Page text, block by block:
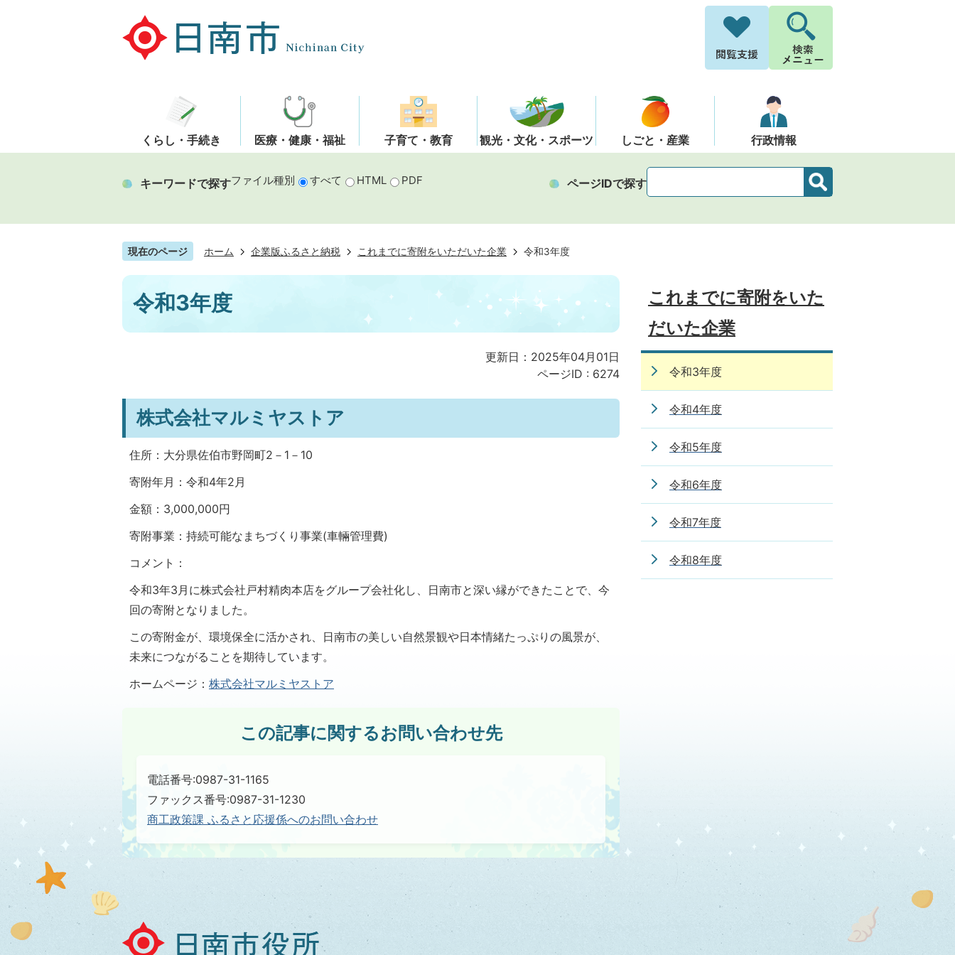
くらし・手続き 医療・健康・福祉 子育て・教育 観光・文化・スポーツ しごと・産業 行政情報
キーワードで探すファイル種別 すべて HTML PDF ページIDで探す
現在のページ ホーム 企業版ふるさと納税 これまでに寄附をいただいた企業 令和3年度
令和3年度
更新日：2025年04月01日
ページID : 6274
株式会社マルミヤストア
住所：大分県佐伯市野岡町2－1－10
寄附年月：令和4年2月
金額：3,000,000円
寄附事業：持続可能なまちづくり事業(車輛管理費)
コメント：
令和3年3月に株式会社戸村精肉本店をグループ会社化し、日南市と深い縁ができたことで、今
回の寄附となりました。
この寄附金が、環境保全に活かされ、日南市の美しい自然景観や日本情緒たっぷりの風景が、
未来につながることを期待しています。
ホームページ： 株式会社マルミヤストア
この記事に関するお問い合わせ先
電話番号:0987-31-1165
ファックス番号:0987-31-1230
商工政策課 ふるさと応援係へのお問い合わせ
これまでに寄附をいた
だいた企業
令和3年度
令和4年度
令和5年度
令和6年度
令和7年度
令和8年度
日
南